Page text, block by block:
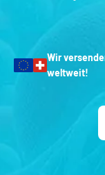
Wir
weltweit!